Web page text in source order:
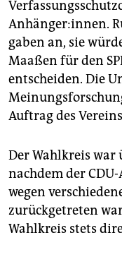
Anhänger:innen.
gaben an, sie
Maaßen für den
entscheiden. Die
Auftrag des
Der Wahlkreis war
nachdem der
wegen
zurückgetreten
Wahlkreis stets